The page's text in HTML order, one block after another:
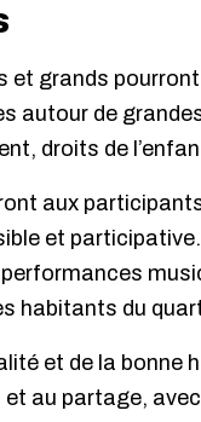
et grands
autour de
droits de
aux participants
et
habitants du
et de la bonne
au partage,